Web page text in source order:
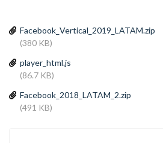
Facebook_Vertical_2019_LATAM.zip
(380 KB)
player_html.js
(86.7 KB)
Facebook_2018_LATAM_2.zip
(491 KB)